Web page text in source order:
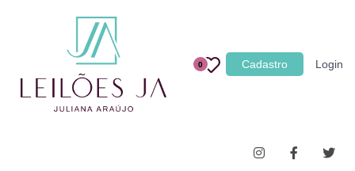
0 Cadastro Login
Categoria
Imóveis
Terrenos